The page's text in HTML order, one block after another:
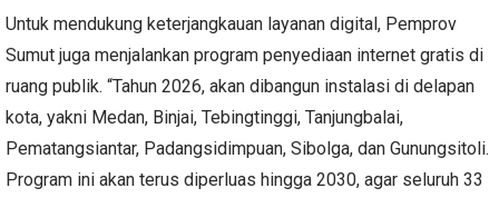
Untuk mendukung keterjangkauan layanan digital, Pemprov
Sumut juga menjalankan program penyediaan internet gratis di
ruang publik. “Tahun 2026, akan dibangun instalasi di delapan
kota, yakni Medan, Binjai, Tebingtinggi, Tanjungbalai,
Pematangsiantar, Padangsidimpuan, Sibolga, dan Gunungsitoli.
Program ini akan terus diperluas hingga 2030, agar seluruh 33